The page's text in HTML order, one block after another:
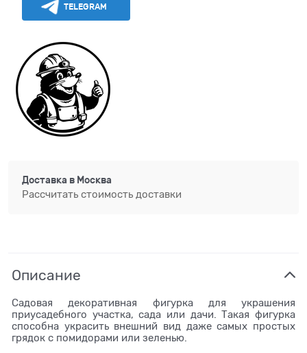
TELEGRAM
Доставка в Москва
Рассчитать стоимость доставки
Описание
Садовая декоративная фигурка для украшения
приусадебного участка, сада или дачи. Такая фигурка
способна украсить внешний вид даже самых простых
грядок с помидорами или зеленью.